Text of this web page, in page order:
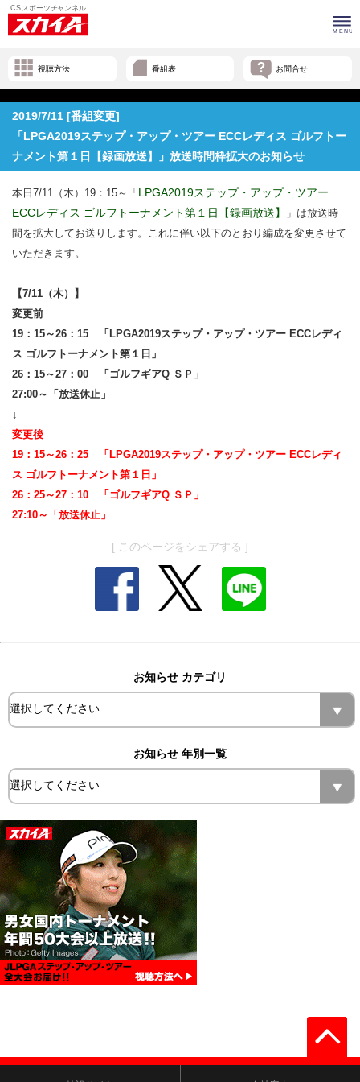
視聴方法 番組表 お問合せ
2019/7/11 [番組変更]
「LPGA2019ステップ・アップ・ツアー ECCレディス ゴルフトー
ナメント第１日【録画放送】」放送時間枠拡大のお知らせ
本日7/11（木）19：15～「 LPGA2019ステップ・アップ・ツアー
ECCレディス ゴルフトーナメント第１日【録画放送】
」は放送時
間を拡大してお送りします。これに伴い以下のとおり編成を変更させて
いただきます。
【7/11（木）】
変更前
19：15～26：15 「LPGA2019ステップ・アップ・ツアー ECCレディ
ス ゴルフトーナメント第１日 」
26：15～27：00 「ゴルフギアQ ＳＰ」
27:00～「放送休止 」
↓
変更後
19：15～26：25 「 LPGA2019ステップ・アップ・ツアー ECCレディ
ス ゴルフトーナメント第１日 」
26：25～27：10 「 ゴルフギアQ ＳＰ 」
27:10～「放送休止」
[ このページをシェアする ]
お知らせ カテゴリ
お知らせ 年別一覧